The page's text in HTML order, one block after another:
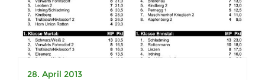
28. April 2013